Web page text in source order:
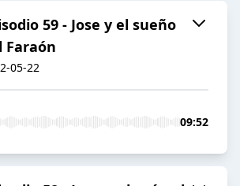
59 - Jose y el sueño
Faraón
05-22
09:52